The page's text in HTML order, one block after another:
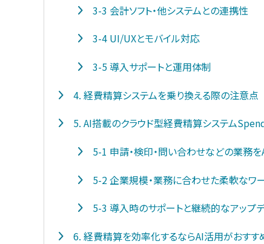
3-3 会計ソフト・他システムとの連携性
3-4 UI/UXとモバイル対応
3-5 導入サポートと運用体制
4. 経費精算システムを乗り換える際の注意点
5. AI搭載のクラウド型経費精算システム
5-1 申請・検印・問い合わせなどの業務
5-2 企業規模・業務に合わせた柔軟なワ
5-3 導入時のサポートと継続的なアップ
6. 経費精算を効率化するならAI活用がおすす